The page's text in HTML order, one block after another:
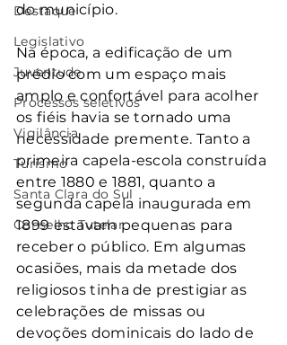
Destaque
Legislativo
Juventude
Processos seletivos
Vigilância
Turismo
Santa Clara do Sul
Conselho Tutelar
do município.
Na época, a edificação de um
prédio com um espaço mais
amplo e confortável para acolher
os fiéis havia se tornado uma
necessidade premente. Tanto a
primeira capela-escola construída
entre 1880 e 1881, quanto a
segunda capela inaugurada em
1899 estavam pequenas para
receber o público. Em algumas
ocasiões, mais da metade dos
religiosos tinha de prestigiar as
celebrações de missas ou
devoções dominicais do lado de